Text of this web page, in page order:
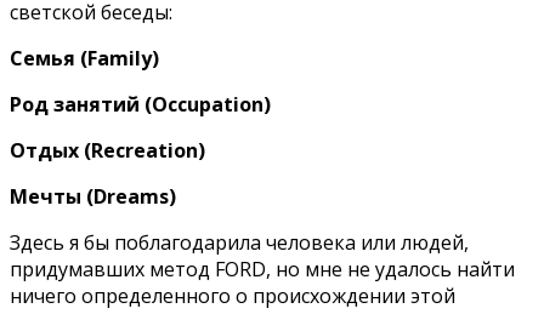
светской беседы:
Семья (Family)
Род занятий (Occupation)
Отдых (Recreation)
Мечты (Dreams)
Здесь я бы поблагодарила человека или людей,
придумавших метод FORD, но мне не удалось найти
ничего определенного о происхождении этой